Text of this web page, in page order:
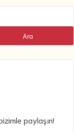
paylaşın!